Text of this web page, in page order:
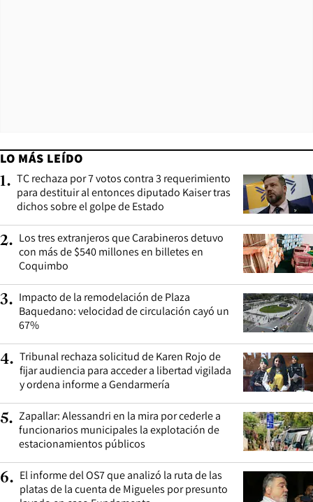
LO MÁS LEÍDO
1. TC rechaza por 7 votos contra 3 requerimiento
para destituir al entonces diputado Kaiser tras
dichos sobre el golpe de Estado
2. Los tres extranjeros que Carabineros detuvo
con más de $540 millones en billetes en
Coquimbo
3. Impacto de la remodelación de Plaza
Baquedano: velocidad de circulación cayó un
67%
4. Tribunal rechaza solicitud de Karen Rojo de
fijar audiencia para acceder a libertad vigilada
y ordena informe a Gendarmería
5. Zapallar: Alessandri en la mira por cederle a
funcionarios municipales la explotación de
estacionamientos públicos
6. El informe del OS7 que analizó la ruta de las
platas de la cuenta de Migueles por presunto